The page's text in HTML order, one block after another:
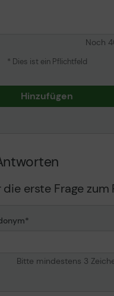
Noch
* Dies ist ein Pflichtfeld
Hinzufügen
die erste Frage zum
Bitte mindestens 3